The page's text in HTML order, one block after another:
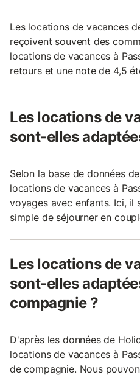
Les locations de vacances
reçoivent souvent des
locations de vacances à
retours et une note de 4,5
Les locations de
sont-elles
Selon la base de données
locations de vacances à
voyages avec enfants. Ici, il
simple de séjourner en
Les locations de
sont-elles
compagnie ?
D'après les données de
locations de vacances à
de compagnie. Nous